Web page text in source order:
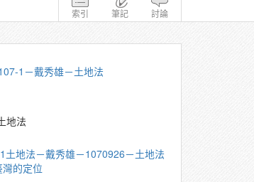
索引 筆記 討論
1－戴秀雄－土地法
地法
土地法－戴秀雄－1070926－土地法
灣的定位